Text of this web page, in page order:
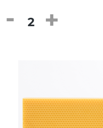
Produkt Anzahl: